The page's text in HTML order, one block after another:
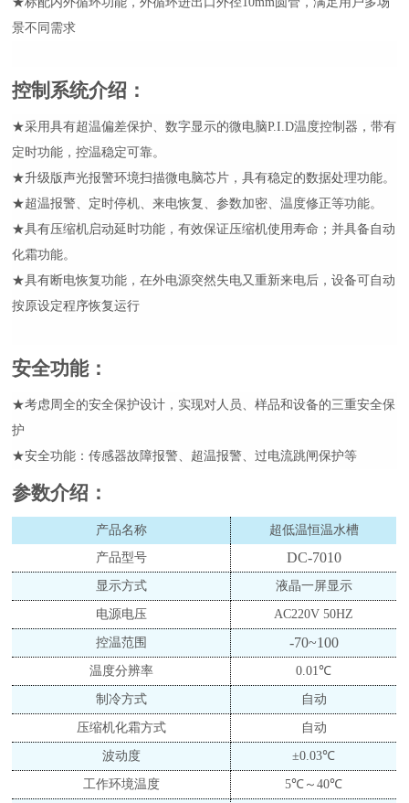
景不同需求
控制系统介绍 ：
★采用具有超温偏差保护、数字显示的微电脑P.I.D温度控制器，带有
定时功能，控温稳定可靠。
★升级版声光报警环境扫描微电脑芯片，具有稳定的数据处理功能。
★超温报警、定时停机、来电恢复、参数加密、温度修正等功能。
★具有压缩机启动延时功能，有效保证压缩机使用寿命；并具备自动
化霜功能。
★具有断电恢复功能，在外电源突然失电又重新来电后，设备可自动
按原设定程序恢复运行
安全功能：
★考虑周全的安全保护设计，实现对人员、样品和设备的三重安全保
护
★安全功能：传感器故障报警、超温报警、过电流跳闸保护等
参数介绍 ：
产品名称
超低温恒温水槽
产品型号
DC-7010
显示方式 液晶一屏显示
电源电压 AC220V 50HZ
控温范围 -70~100
温度分辨率 0.01℃
制冷方式 自动
压缩机化霜方式 自动
波动度 ±0.03℃
工作环境温度 5℃～40℃